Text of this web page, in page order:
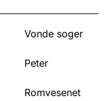
Vonde soger
Peter
Romvesenet